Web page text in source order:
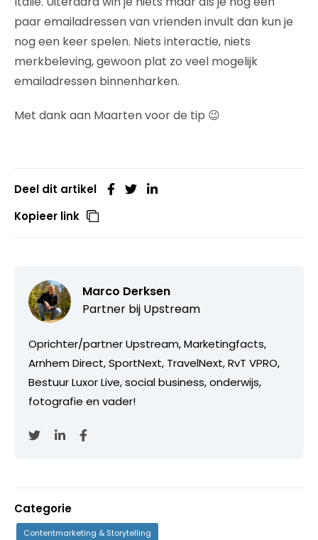
paar emailadressen van vrienden invult dan kun je
nog een keer spelen. Niets interactie, niets
merkbeleving, gewoon plat zo veel mogelijk
emailadressen binnenharken.
Met dank aan Maarten voor de tip 😉
Deel dit artikel
Kopieer link
Marco Derksen
Partner bij Upstream
Oprichter/partner Upstream, Marketingfacts,
Arnhem Direct, SportNext, TravelNext, RvT VPRO,
Bestuur Luxor Live, social business, onderwijs,
fotografie en vader!
Categorie
Contentmarketing & Storytelling